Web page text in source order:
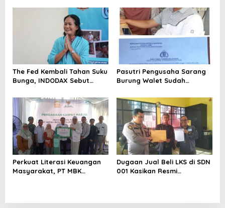
Blockchain
The Fed Kembali Tahan Suku
Bunga, INDODAX Sebut
Sentimen Pasar
Pasutri Pengusaha Sarang
Burung Walet Sudah
Pelapor Desak Polda Jambi
Segera Lakukan Penahanan
Perkuat Literasi Keuangan
Masyarakat, PT MBK
Dugaan Jual Beli LKS di SDN
001 Kasikan Resmi